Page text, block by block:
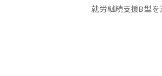
就労継続支援B型